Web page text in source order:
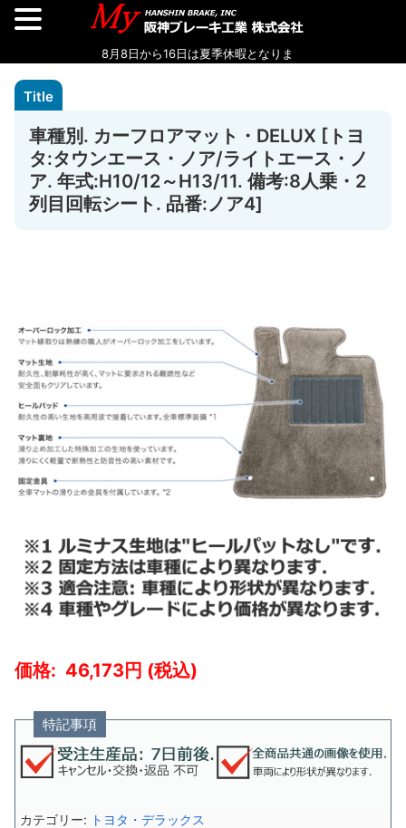
車種別. カーフロアマット・DELUX [トヨ
タ:タウンエース・ノア/ライトエース・ノ
ア. 年式:H10/12～H13/11. 備考:8人乗・2
列目回転シート. 品番:ノア4]
46,173
特記事項
カテゴリー: トヨタ・デラックス